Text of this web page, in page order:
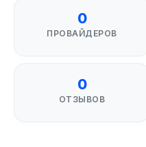
0
ПРОВАЙДЕРОВ
0
ОТЗЫВОВ